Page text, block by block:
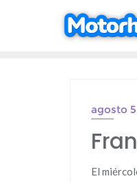
agosto
El